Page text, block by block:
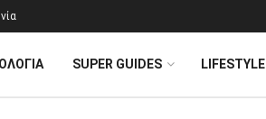
SUPER GUIDES LIFESTYLE